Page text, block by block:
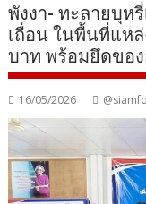
พังงา- ทะลายบุห
เถื่อน ในพื้นที่แหล่
บาท พร้อมยึดขอ
16/05/2026